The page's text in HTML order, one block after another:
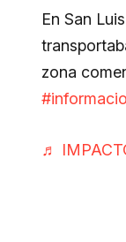
En San
zona
♬